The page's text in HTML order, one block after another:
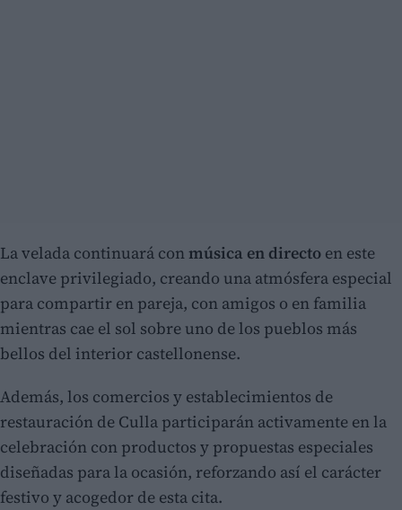
La velada continuará conmúsica en directo en este
enclave privilegiado, creando una atmósfera especial
para compartir en pareja, con amigos o en familia
mientras cae el sol sobre uno de los pueblos más
bellos del interior castellonense.
Además, los comercios y establecimientos de
restauración de Culla participarán activamente en la
celebración con productos y propuestas especiales
diseñadas para la ocasión, reforzando así el carácter
festivo y acogedor de esta cita.